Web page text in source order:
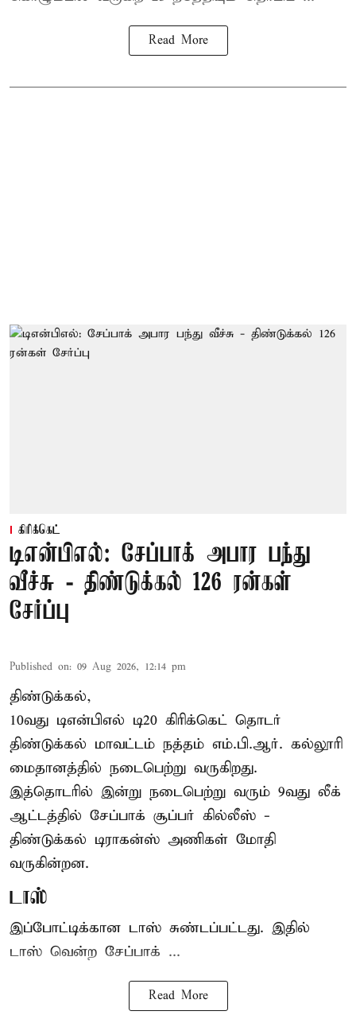
Read More
கிரிக்கெட்
டிஎன்பிஎல்: சேப்பாக் அபார பந்து
வீச்சு - திண்டுக்கல் 126 ரன்கள்
சேர்ப்பு
Published on: 09 Aug 2026, 12:14 pm
திண்டுக்கல்,
10வது டிஎன்பிஎல் டி20 கிரிக்கெட் தொடர்
திண்டுக்கல் மாவட்டம் நத்தம் எம்.பி.ஆர். கல்லூரி
மைதானத்தில் நடைபெற்று வருகிறது.
இத்தொடரில் இன்று நடைபெற்று வரும் 9வது லீக்
ஆட்டத்தில் சேப்பாக் சூப்பர் கில்லீஸ் -
திண்டுக்கல் டிராகன்ஸ் அணிகள் மோதி
வருகின்றன.
டாஸ்
இப்போட்டிக்கான டாஸ் சுண்டப்பட்டது. இதில்
டாஸ் வென்ற சேப்பாக் ...
Read More